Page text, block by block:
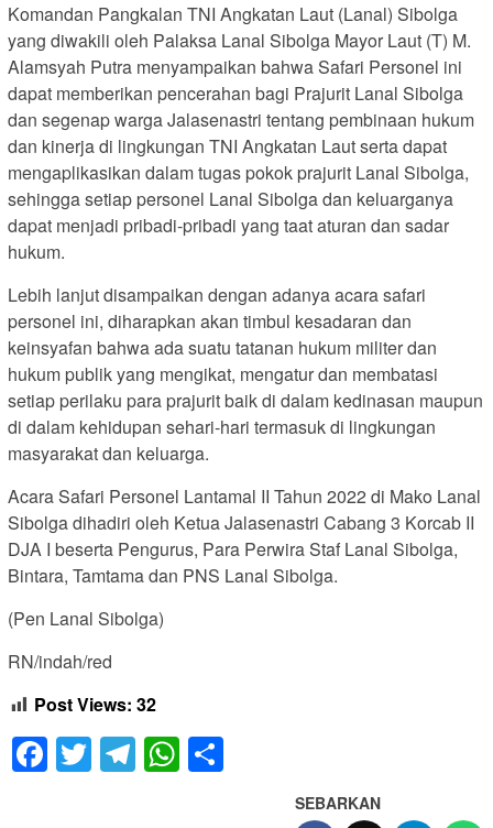
Komandan Pangkalan TNI Angkatan Laut (Lanal) Sibolga
yang diwakili oleh Palaksa Lanal Sibolga Mayor Laut (T) M.
Alamsyah Putra menyampaikan bahwa Safari Personel ini
dapat memberikan pencerahan bagi Prajurit Lanal Sibolga
dan segenap warga Jalasenastri tentang pembinaan hukum
dan kinerja di lingkungan TNI Angkatan Laut serta dapat
mengaplikasikan dalam tugas pokok prajurit Lanal Sibolga,
sehingga setiap personel Lanal Sibolga dan keluarganya
dapat menjadi pribadi-pribadi yang taat aturan dan sadar
hukum.
Lebih lanjut disampaikan dengan adanya acara safari
personel ini, diharapkan akan timbul kesadaran dan
keinsyafan bahwa ada suatu tatanan hukum militer dan
hukum publik yang mengikat, mengatur dan membatasi
setiap perilaku para prajurit baik di dalam kedinasan maupun
di dalam kehidupan sehari-hari termasuk di lingkungan
masyarakat dan keluarga.
Acara Safari Personel Lantamal II Tahun 2022 di Mako Lanal
Sibolga dihadiri oleh Ketua Jalasenastri Cabang 3 Korcab II
DJA I beserta Pengurus, Para Perwira Staf Lanal Sibolga,
Bintara, Tamtama dan PNS Lanal Sibolga.
(Pen Lanal Sibolga)
RN/indah/red
Post Views: 32
Facebook
Twitter
Telegram
WhatsApp
SEBARKAN